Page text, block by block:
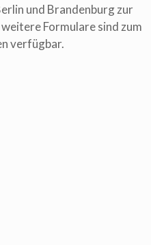
und Brandenburg zur
Formulare sind zum
verfügbar.